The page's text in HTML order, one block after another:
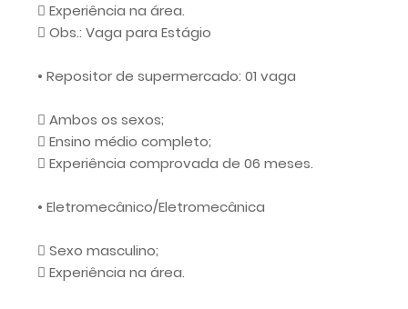
 Experiência na área.
 Obs.: Vaga para Estágio
• Repositor de supermercado: 01 vaga
 Ambos os sexos;
 Ensino médio completo;
 Experiência comprovada de 06 meses.
• Eletromecânico/Eletromecânica
 Sexo masculino;
 Experiência na área.